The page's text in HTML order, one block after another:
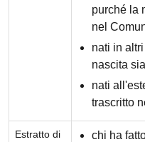
purché la
nel
nati in
nascita
nati
trascritto
Estratto di
chi ha